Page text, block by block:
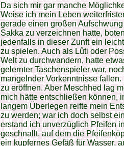
Da sich mir gar manche
Weise ich mein Leben
gerade einen großen
Sakka zu verzeichnen hatte,
jedenfalls in dieser Zunft ein
zu spielen. Auch als Lûti oder
Welt zu durchwandern, hatte
gelernter Taschenspieler war,
mangelnder Vorkenntnisse
zu eröffnen. Aber Meschhed lag
mich hätte entschließen können,
langem Überlegen reifte mein
zu werden; war ich doch selbst
erstand ich unverzüglich Pfeifen
geschnallt, auf dem die
ein kupfernes Gefäß für Wasser,